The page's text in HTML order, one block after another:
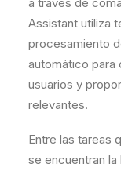
Assistant utiliza
procesamiento
automático para
usuarios y
relevantes.
Entre las tareas
se encuentran